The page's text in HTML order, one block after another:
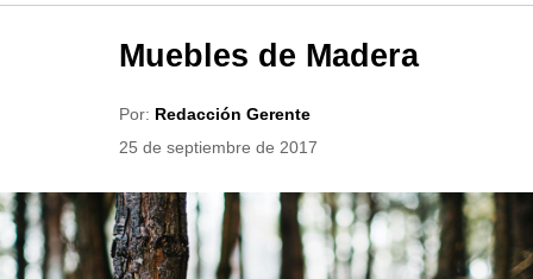
Muebles de Madera
Por: Redacción Gerente
25 de septiembre de 2017